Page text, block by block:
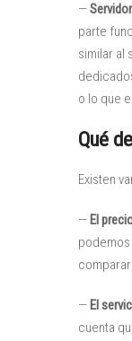
—
parte
similar al
o lo que
Qué
Existen
— El
— El
cuenta